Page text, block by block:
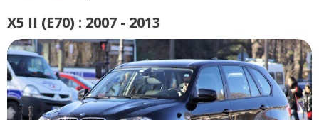
X5 II (E70) : 2007 - 2013